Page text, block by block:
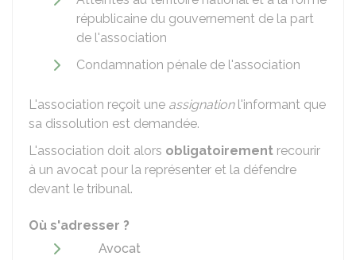
républicaine du gouvernement de la part
de l'association
Condamnation pénale de l'association
L'association reçoit une assignationl'informant que
sa dissolution est demandée.
L'association doit alors obligatoirement recourir
à un avocat pour la représenter et la défendre
devant le tribunal.
Où s'adresser ?
Avocat